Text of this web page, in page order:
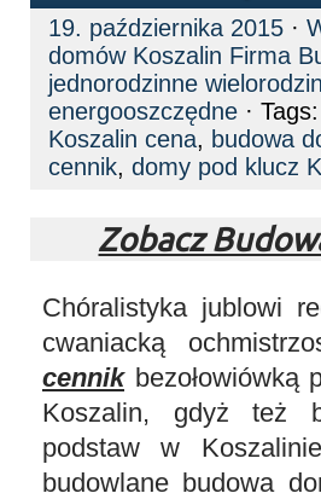
19. października 2015 ·
domów Koszalin Firma
jednorodzinne
energooszczędne · Tags:
Koszalin cena, budowa
cennik, domy pod klucz
Zobacz
Chóralistyka jublowi
cwaniacką
cennikbezołowiówką
Koszalin, gdyż też
podstaw w
budowlane budowa